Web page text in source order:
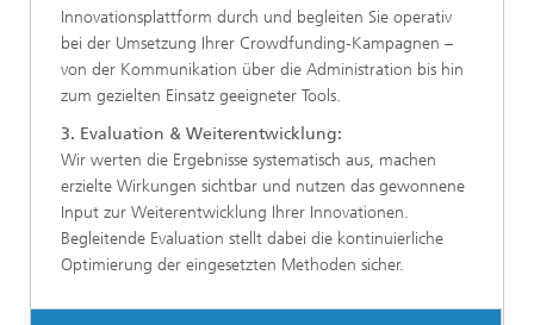
Innovationsplattform durch und begleiten Sie operativ
bei der Umsetzung Ihrer Crowdfunding-Kampagnen –
von der Kommunikation über die Administration bis hin
zum gezielten Einsatz geeigneter Tools.
3. Evaluation & Weiterentwicklung:
Wir werten die Ergebnisse systematisch aus, machen
erzielte Wirkungen sichtbar und nutzen das gewonnene
Input zur Weiterentwicklung Ihrer Innovationen.
Begleitende Evaluation stellt dabei die kontinuierliche
Optimierung der eingesetzten Methoden sicher.